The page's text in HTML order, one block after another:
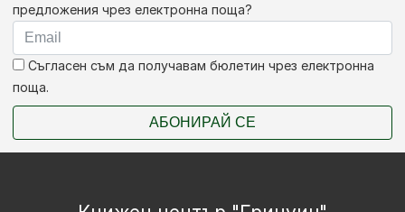
предложения чрез електронна поща?
Съгласен съм да получавам бюлетин чрез електронна
поща.
АБОНИРАЙ СЕ